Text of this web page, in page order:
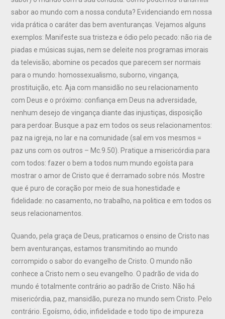
sabor ao mundo com a nossa conduta? Evidenciando em nossa
vida prática o caráter das bem aventuranças. Vejamos alguns
exemplos: Manifeste sua tristeza e ódio pelo pecado: não ria de
piadas e músicas sujas, nem se deleite nos programas imorais
da televisão; abomine os pecados que parecem ser normais
para o mundo: homossexualismo, suborno, vingança,
prostituição, etc. Aja com mansidão no seu relacionamento
com Deus e o próximo: confiança em Deus na adversidade,
nenhum desejo de vingança diante das injustiças, disposição
para perdoar. Busque a paz em todos os seus relacionamentos:
paz na igreja, no lar e na comunidade (sal em vos mesmos =
paz uns com os outros – Mc.9.50). Pratique a misericórdia para
com todos: fazer o bem a todos num mundo egoísta para
mostrar o amor de Cristo que é derramado sobre nós. Mostre
que é puro de coração por meio de sua honestidade e
fidelidade: no casamento, no trabalho, na politica e em todos os
seus relacionamentos.
Quando, pela graça de Deus, praticamos o ensino de Cristo nas
bem aventuranças, estamos transmitindo ao mundo
corrompido o sabor do evangelho de Cristo. O mundo não
conhece a Cristo nem o seu evangelho. O padrão de vida do
mundo é totalmente contrário ao padrão de Cristo. Não há
misericórdia, paz, mansidão, pureza no mundo sem Cristo. Pelo
contrário. Egoísmo, ódio, infidelidade e todo tipo de impureza